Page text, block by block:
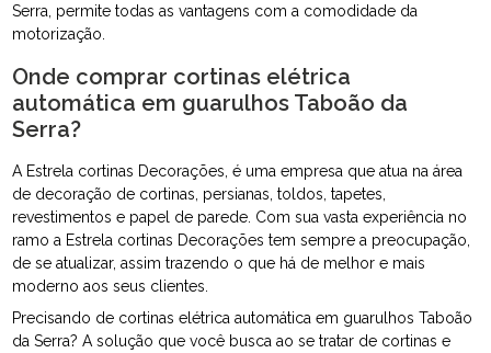
Serra, permite todas as vantagens com a comodidade da
motorização.
Onde comprar cortinas elétrica
automática em guarulhos Taboão da
Serra?
A Estrela cortinas Decorações, é uma empresa que atua na área
de decoração de cortinas, persianas, toldos, tapetes,
revestimentos e papel de parede. Com sua vasta experiência no
ramo a Estrela cortinas Decorações tem sempre a preocupação,
de se atualizar, assim trazendo o que há de melhor e mais
moderno aos seus clientes.
Precisando de cortinas elétrica automática em guarulhos Taboão
da Serra? A solução que você busca ao se tratar de cortinas e